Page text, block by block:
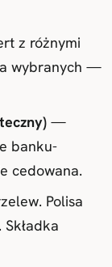
z różnymi
wybranych —
—
banku-
cedowana.
Polisa